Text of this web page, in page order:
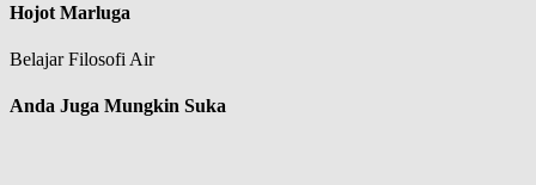
Hojot Marluga
Belajar Filosofi Air
Anda Juga Mungkin Suka